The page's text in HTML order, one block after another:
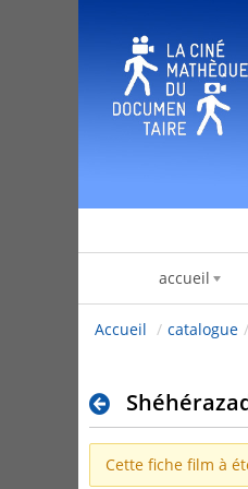
accueil
Accueil / catalogue /
Cette fiche film à